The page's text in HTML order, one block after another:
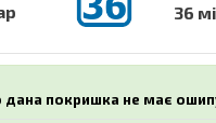
36
дана покришка не має